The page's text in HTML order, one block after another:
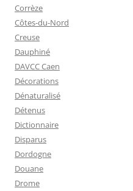
Corrèze
Côtes-du-Nord
Creuse
Dauphiné
DAVCC Caen
Décorations
Dénaturalisé
Détenus
Dictionnaire
Disparus
Dordogne
Douane
Drome